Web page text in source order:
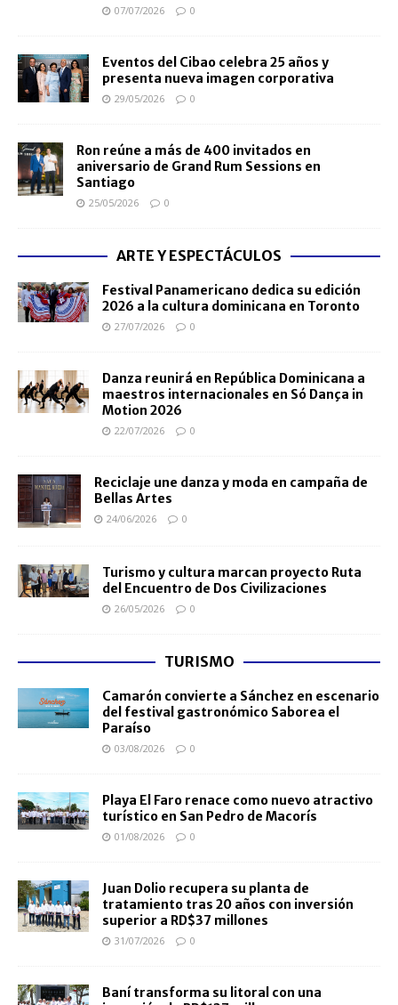
07/07/2026 0
Eventos del Cibao celebra 25 años y
presenta nueva imagen corporativa
29/05/2026 0
Ron reúne a más de 400 invitados en
aniversario de Grand Rum Sessions en
Santiago
25/05/2026 0
ARTE Y ESPECTÁCULOS
Festival Panamericano dedica su edición
2026 a la cultura dominicana en Toronto
27/07/2026 0
Danza reunirá en República Dominicana a
maestros internacionales en Só Dança in
Motion 2026
22/07/2026 0
Reciclaje une danza y moda en campaña de
Bellas Artes
24/06/2026 0
Turismo y cultura marcan proyecto Ruta
del Encuentro de Dos Civilizaciones
26/05/2026 0
TURISMO
Camarón convierte a Sánchez en escenario
del festival gastronómico Saborea el
Paraíso
03/08/2026 0
Playa El Faro renace como nuevo atractivo
turístico en San Pedro de Macorís
01/08/2026 0
Juan Dolio recupera su planta de
tratamiento tras 20 años con inversión
superior a RD$37 millones
31/07/2026 0
Baní transforma su litoral con una